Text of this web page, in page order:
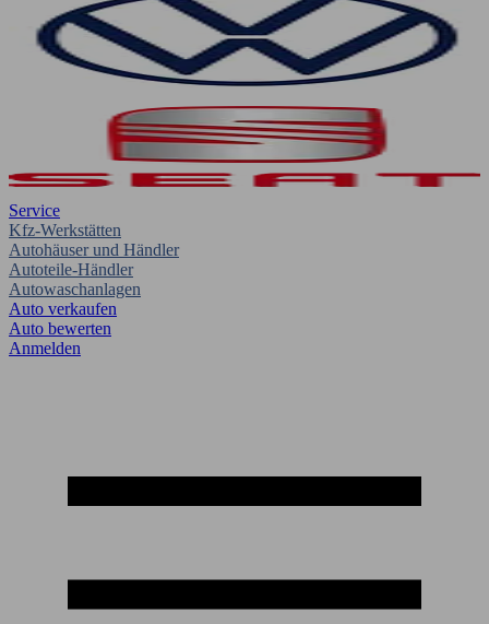
Service
Kfz-Werkstätten
Autohäuser und Händler
Autoteile-Händler
Autowaschanlagen
Auto verkaufen
Auto bewerten
Anmelden